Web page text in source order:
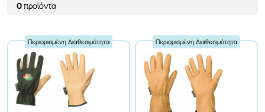
0προϊόντα
Περιορισμένη Διαθεσιμότητα Περιορισμένη Διαθεσιμότητα